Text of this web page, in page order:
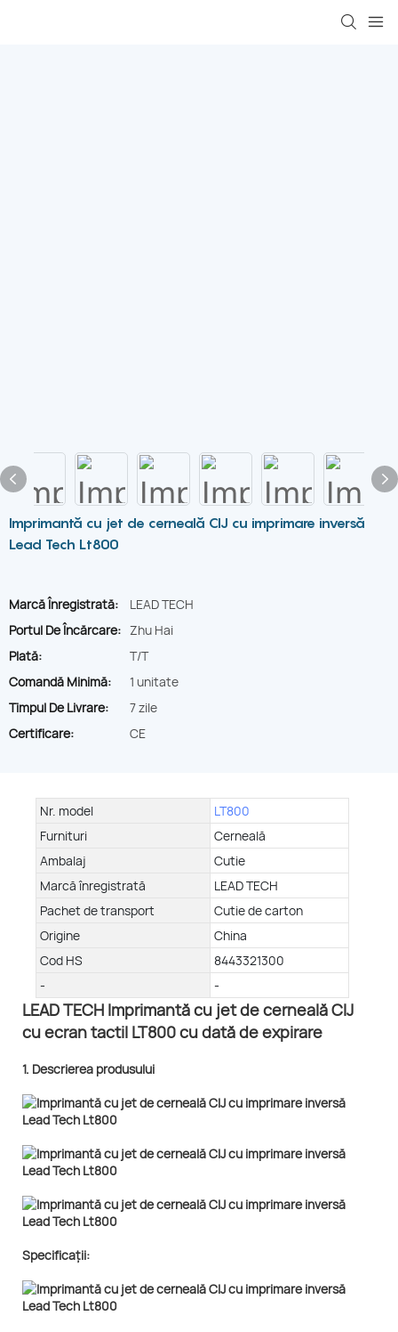
Imprimantă cu jet de cerneală CIJ cu imprimare inversă
Lead Tech Lt800
Marcă Înregistrată:
LEAD TECH
Portul De Încărcare: Zhu Hai
Plată:
T/T
Comandă Minimă:
1 unitate
Timpul De Livrare:
7 zile
Certificare:
CE
Nr. model
LT800
Furnituri
Cerneală
Ambalaj
Cutie
Marcă înregistrată
LEAD TECH
Pachet de transport
Cutie de carton
Origine
China
Cod HS
8443321300
-
-
LEAD TECH Imprimantă cu jet de cerneală CIJ
cu ecran tactil LT800 cu dată de expirare
1. Descrierea produsului
Specificații: